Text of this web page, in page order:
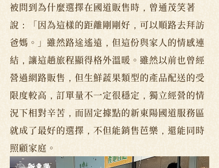
被問到為什麼選擇在國道販售時，曾通茂笑著
說：「因為這樣的距離剛剛好，可以順路去拜訪
爸媽。」雖然路途遙遠，但這份與家人的情感連
結，讓這趟旅程顯得格外溫暖。雖然以前也曾經
營過網路販售，但生鮮蔬果類型的產品配送的受
限度較高，訂單量不一定很穩定，獨立經營的情
況下相對辛苦，而固定據點的新東陽國道服務區
就成了最好的選擇，不但能銷售芭樂，還能同時
照顧家庭。